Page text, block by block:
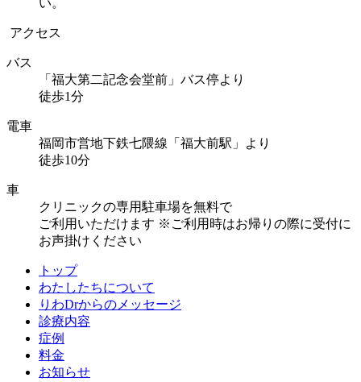
アクセス
バス
「福大第二記念会堂前」バス停より
徒歩1分
電車
福岡市営地下鉄七隈線「福大前駅」より
徒歩10分
車
クリニックの専用駐車場を無料で
ご利用いただけます ※ご利用時はお帰りの際に受付に
お声掛けください
トップ
わたしたちについて
りわDrからのメッセージ
診療内容
症例
料金
お知らせ